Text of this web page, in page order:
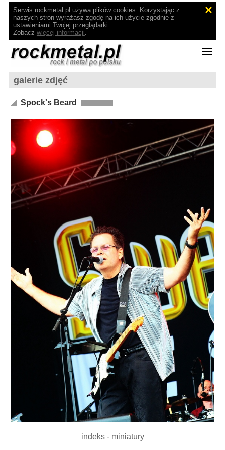
Serwis rockmetal.pl używa plików cookies. Korzystając z
naszych stron wyrażasz zgodę na ich użycie zgodnie z
ustawieniami Twojej przeglądarki.
Zobacz więcej informacji.
galerie zdjęć
Spock's Beard
indeks - miniatury